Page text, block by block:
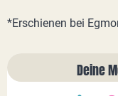
*Erschienen bei
Deine